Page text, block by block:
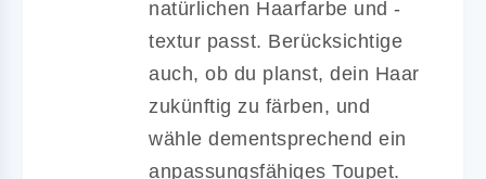
natürlichen Haarfarbe und -
textur passt. Berücksichtige
auch, ob du planst, dein Haar
zukünftig zu färben, und
wähle dementsprechend ein
anpassungsfähiges Toupet.